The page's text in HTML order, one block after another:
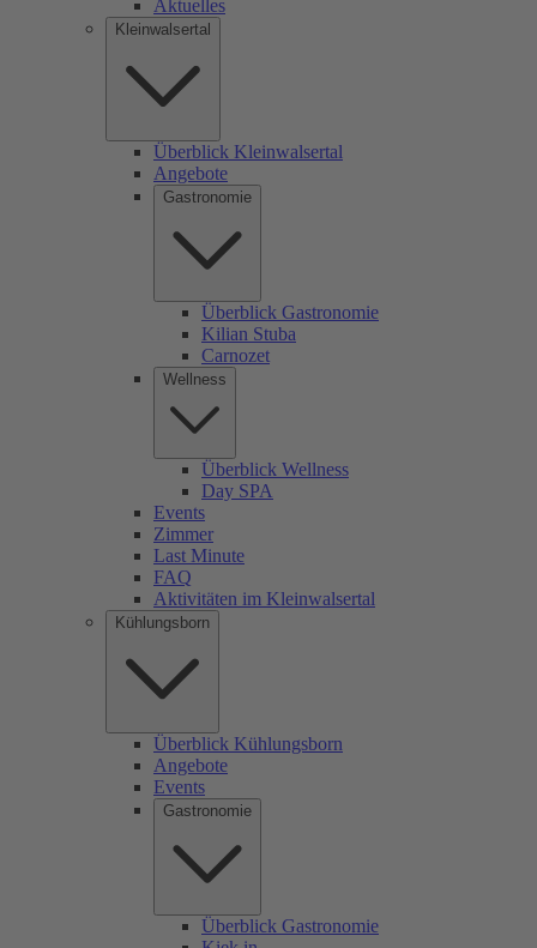
Aktuelles
Kleinwalsertal
Überblick Kleinwalsertal
Angebote
Gastronomie
Überblick Gastronomie
Kilian Stuba
Carnozet
Wellness
Überblick Wellness
Day SPA
Events
Zimmer
Last Minute
FAQ
Aktivitäten im Kleinwalsertal
Kühlungsborn
Überblick Kühlungsborn
Angebote
Events
Gastronomie
Überblick Gastronomie